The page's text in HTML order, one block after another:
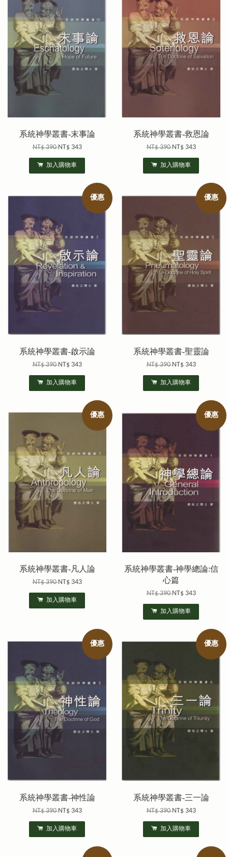
系統神學叢書-末事論
NT$ 390NT$ 343
加入購物車
系統神學叢書-救恩論
NT$ 390NT$ 343
加入購物車
優惠
系統神學叢書-啟示論
NT$ 390NT$ 343
加入購物車
優惠
系統神學叢書-聖靈論
NT$ 390NT$ 343
加入購物車
優惠
系統神學叢書-凡人論
NT$ 390NT$ 343
加入購物車
優惠
系統神學叢書-神學總論:信
心篇
NT$ 390NT$ 343
加入購物車
優惠
系統神學叢書-神性論
NT$ 390NT$ 343
加入購物車
優惠
系統神學叢書-三一論
NT$ 390NT$ 343
加入購物車